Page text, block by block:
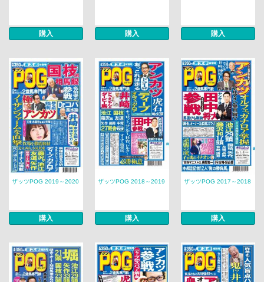
購入 購入 購入
ザッツPOG 2019～2020
購入
ザッツPOG 2018～2019
購入
ザッツPOG 2017～2018
購入